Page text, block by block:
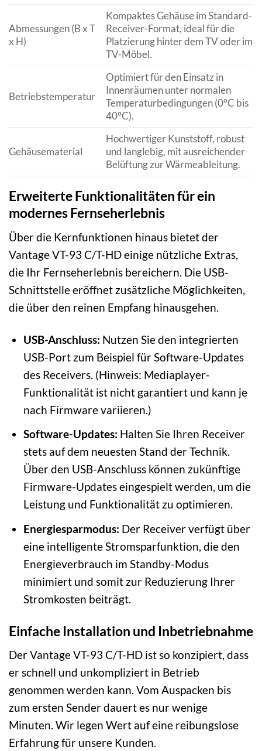
Abmessungen (B x T
x H)
Kompaktes Gehäuse im Standard-
Receiver-Format, ideal für die
Platzierung hinter dem TV oder im
TV-Möbel.
Betriebstemperatur
Optimiert für den Einsatz in
Innenräumen unter normalen
Temperaturbedingungen (0°C bis
40°C).
Gehäusematerial
Hochwertiger Kunststoff, robust
und langlebig, mit ausreichender
Belüftung zur Wärmeableitung.
Erweiterte Funktionalitäten für ein
modernes Fernseherlebnis
Über die Kernfunktionen hinaus bietet der
Vantage VT-93 C/T-HD einige nützliche Extras,
die Ihr Fernseherlebnis bereichern. Die USB-
Schnittstelle eröffnet zusätzliche Möglichkeiten,
die über den reinen Empfang hinausgehen.
USB-Anschluss: Nutzen Sie den integrierten
USB-Port zum Beispiel für Software-Updates
des Receivers. (Hinweis: Mediaplayer-
Funktionalität ist nicht garantiert und kann je
nach Firmware variieren.)
Software-Updates: Halten Sie Ihren Receiver
stets auf dem neuesten Stand der Technik.
Über den USB-Anschluss können zukünftige
Firmware-Updates eingespielt werden, um die
Leistung und Funktionalität zu optimieren.
Energiesparmodus: Der Receiver verfügt über
eine intelligente Stromsparfunktion, die den
Energieverbrauch im Standby-Modus
minimiert und somit zur Reduzierung Ihrer
Stromkosten beiträgt.
Einfache Installation und Inbetriebnahme
Der Vantage VT-93 C/T-HD ist so konzipiert, dass
er schnell und unkompliziert in Betrieb
genommen werden kann. Vom Auspacken bis
zum ersten Sender dauert es nur wenige
Minuten. Wir legen Wert auf eine reibungslose
Erfahrung für unsere Kunden.